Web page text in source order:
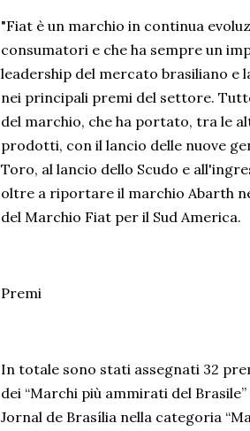
"Fiat è un marchio in continua
consumatori e che ha sempre un
leadership del mercato brasiliano e
nei principali premi del settore.
del marchio, che ha portato, tra le
prodotti, con il lancio delle nuove
Toro, al lancio dello Scudo e
oltre a riportare il marchio Abarth
del Marchio Fiat per il Sud America.
Premi
In totale sono stati assegnati 32
dei “Marchi più ammirati del
Jornal de Brasília nella categoria